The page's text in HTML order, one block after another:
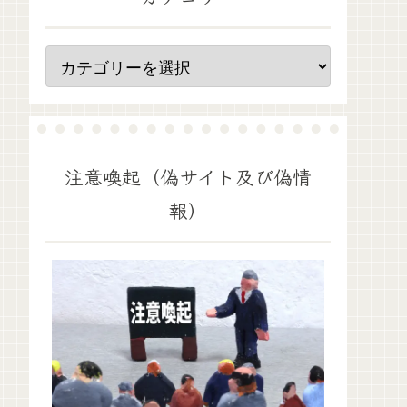
注意喚起（偽サイト及び偽情
報）